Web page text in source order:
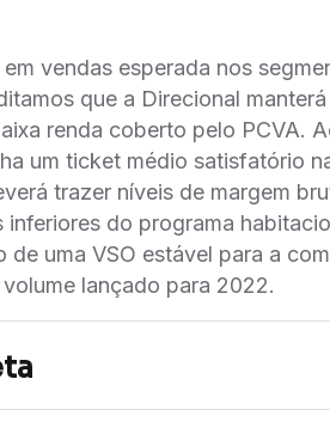
vendas esperada nos
que a Direcional
renda coberto pelo PCVA.
um ticket médio satisfatório
trazer níveis de margem
inferiores do programa
de uma VSO estável para a
lançado para 2022.